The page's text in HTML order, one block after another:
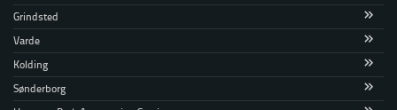
Grindsted
Varde
Kolding
Sønderborg